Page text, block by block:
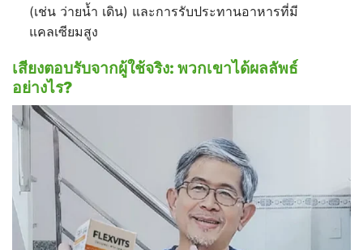
(เช่น ว่ายน้ำ เดิน) และการรับประทานอาหารที่มี
แคลเซียมสูง
เสียงตอบรับจากผู้ใช้จริง: พวกเขาได้ผลลัพธ์
อย่างไร?